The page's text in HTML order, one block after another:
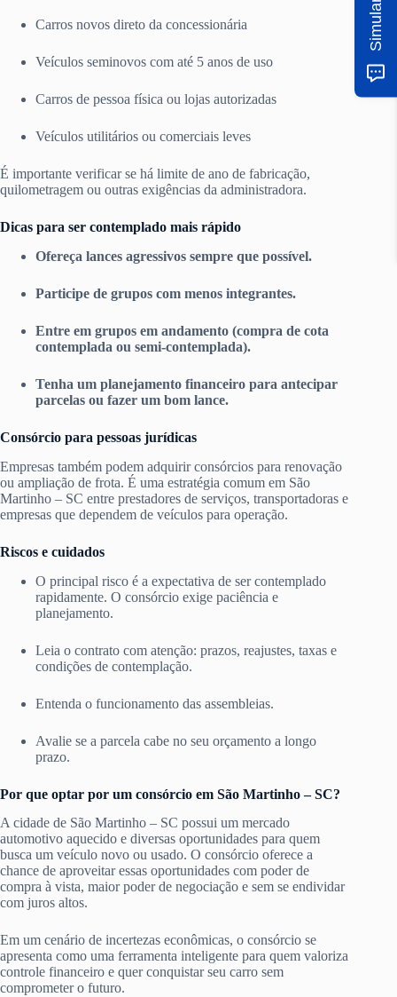
Carros novos direto da concessionária
Veículos seminovos com até 5 anos de uso
Carros de pessoa física ou lojas autorizadas
Veículos utilitários ou comerciais leves
É importante verificar se há limite de ano de fabricação,
quilometragem ou outras exigências da administradora.
Dicas para ser contemplado mais rápido
Ofereça lances agressivos sempre que possível.
Participe de grupos com menos integrantes.
Entre em grupos em andamento (compra de cota
contemplada ou semi-contemplada).
Tenha um planejamento financeiro para antecipar
parcelas ou fazer um bom lance.
Consórcio para pessoas jurídicas
Empresas também podem adquirir consórcios para renovação
ou ampliação de frota. É uma estratégia comum em São
Martinho – SC entre prestadores de serviços, transportadoras e
empresas que dependem de veículos para operação.
Riscos e cuidados
O principal risco é a expectativa de ser contemplado
rapidamente. O consórcio exige paciência e
planejamento.
Leia o contrato com atenção: prazos, reajustes, taxas e
condições de contemplação.
Entenda o funcionamento das assembleias.
Avalie se a parcela cabe no seu orçamento a longo
prazo.
Por que optar por um consórcio em São Martinho – SC?
A cidade de São Martinho – SC possui um mercado
automotivo aquecido e diversas oportunidades para quem
busca um veículo novo ou usado. O consórcio oferece a
chance de aproveitar essas oportunidades com poder de
compra à vista, maior poder de negociação e sem se endividar
com juros altos.
Em um cenário de incertezas econômicas, o consórcio se
apresenta como uma ferramenta inteligente para quem valoriza
controle financeiro e quer conquistar seu carro sem
comprometer o futuro.